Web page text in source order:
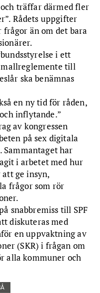
träffar därmed fler
Rådets uppgifter
än om det bara
i ett
till
ska benämnas
en ny tid för råden,
inflytande.”
av kongressen
på sex digitala
Sammantaget har
i arbetet med hur
ge insyn,
frågor som rör
snabbremiss till SPF
diskuteras med
en uppvaktning av
(SKR) i frågan om
alla kommuner och